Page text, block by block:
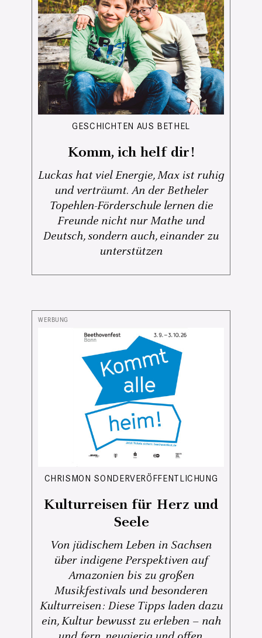
GESCHICHTEN AUS BETHEL
Komm, ich helf dir!
Luckas hat viel Energie, Max ist ruhig
und verträumt. An der Betheler
Topehlen-Förderschule lernen die
Freunde nicht nur Mathe und
Deutsch, sondern auch, einander zu
unterstützen
CHRISMON SONDERVERÖFFENTLICHUNG
Kulturreisen für Herz und
Seele
Von jüdischem Leben in Sachsen
über indigene Perspektiven auf
Amazonien bis zu großen
Musikfestivals und besonderen
Kulturreisen: Diese Tipps laden dazu
ein, Kultur bewusst zu erleben – nah